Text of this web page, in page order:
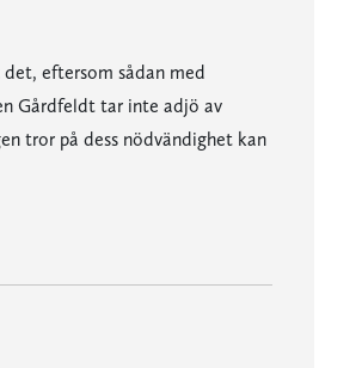
eftersom sådan med
Gårdfeldt tar inte adjö av
tror på dess nödvändighet kan